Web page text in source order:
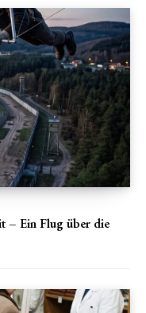
– Ein Flug über die